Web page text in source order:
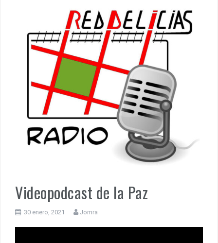
Videopodcast de la Paz
30 enero, 2021 Jomra